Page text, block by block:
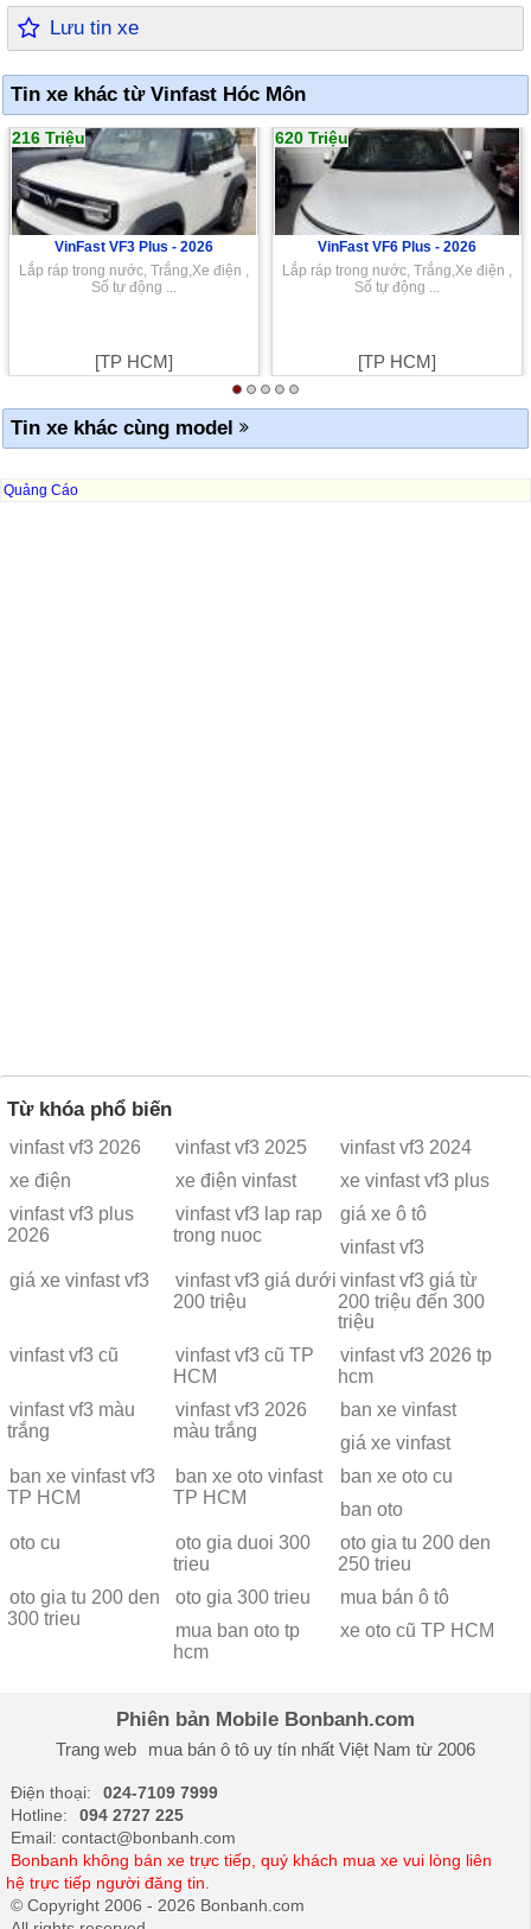
Lưu tin xe
Tin xe khác từ Vinfast Hóc Môn
216 Triệu
VinFast VF3 Plus - 2026
Lắp ráp trong nước, Trắng,Xe điện ,
Số tự động ...
[TP HCM]
620 Triệu
VinFast VF6 Plus - 2026
Lắp ráp trong nước, Trắng,Xe điện ,
Số tự động ...
[TP HCM]
Tin xe khác cùng model
Quảng Cáo
Từ khóa phổ biến
vinfast vf3 2026 vinfast vf3 2025
vinfast vf3 2024
xe điện
xe điện vinfast
xe vinfast vf3 plus
vinfast vf3 plus
2026
vinfast vf3 lap rap
trong nuoc
giá xe ô tô
vinfast vf3
giá xe vinfast vf3
vinfast vf3 giá dưới
200 triệu
vinfast vf3 giá từ
200 triệu đến 300
triệu
vinfast vf3 cũ
vinfast vf3 cũ TP
HCM
vinfast vf3 2026 tp
hcm
vinfast vf3 màu
trắng
vinfast vf3 2026
màu trắng
ban xe vinfast
giá xe vinfast
ban xe vinfast vf3
TP HCM
ban xe oto vinfast
TP HCM
ban xe oto cu
ban oto
oto cu
oto gia duoi 300
trieu
oto gia tu 200 den
250 trieu
oto gia tu 200 den
300 trieu
oto gia 300 trieu
mua bán ô tô
mua ban oto tp
hcm
xe oto cũ TP HCM
Phiên bản Mobile Bonbanh.com
Trang web mua bán ô tôuy tín nhất Việt Nam từ 2006
Điện thoại:
024-7109 7999
Hotline:
094 2727 225
Email: contact@bonbanh.com
Bonbanh không bán xe trực tiếp, quý khách mua xe vui lòng liên
hệ trực tiếp người đăng tin.
© Copyright 2006 - 2026 Bonbanh.com